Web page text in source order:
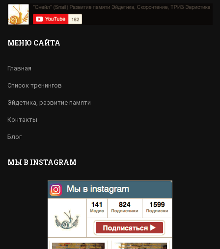
МЕНЮ САЙТА
Главная
Список тренингов
Эйдетика, развитие памяти
Контакты
Блог
МЫ В INSTAGRAM